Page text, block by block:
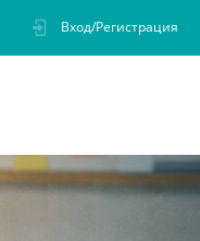
Вход/Регистрация